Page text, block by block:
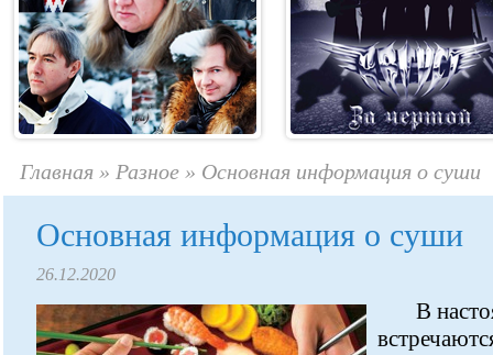
Главная » Разное » Основная информация о суши
Основная информация о суши
26.12.2020
В